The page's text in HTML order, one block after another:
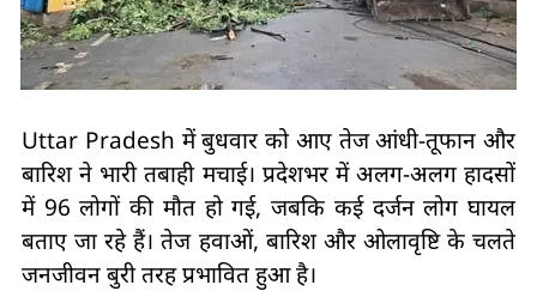
Uttar Pradesh में बुधवार को आए तेज आंधी-तूफान और
बारिश ने भारी तबाही मचाई। प्रदेशभर में अलग-अलग हादसों
में 96 लोगों की मौत हो गई, जबकि कई दर्जन लोग घायल
बताए जा रहे हैं। तेज हवाओं, बारिश और ओलावृष्टि के चलते
जनजीवन बुरी तरह प्रभावित हुआ है।